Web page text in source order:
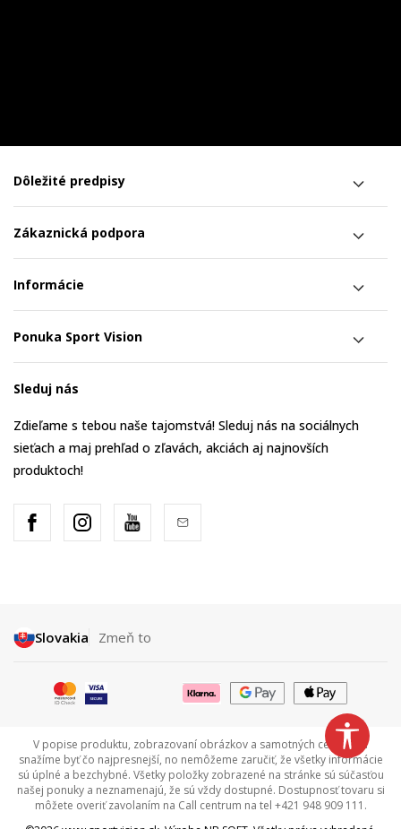
Dôležité predpisy
Zákaznická podpora
Informácie
Ponuka Sport Vision
Sleduj nás
Zdieľame s tebou naše tajomstvá! Sleduj nás na sociálnych
sieťach a maj prehľad o zľavách, akciách aj najnovších
produktoch!
Slovakia Zmeň to
V popise produktu, zobrazovaní obrázkov a samotných cenách sa
snažíme byť čo najpresnejší, no nemôžeme zaručiť, že všetky informácie
sú úplné a bezchybné. Všetky položky zobrazené na stránke sú súčasťou
našej ponuky a neznamenajú, že sú vždy dostupné. Dostupnosť tovaru si
môžete overiť zavolaním na Call centrum na tel +421 948 909 111.